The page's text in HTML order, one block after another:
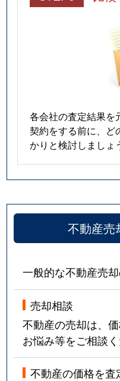
各会社の査定結果を
契約をする前に、ど
かりと検討しましょ
不動産売
一般的な不動産売
売却相談
不動産の売却は、
お悩み等をご相談く
不動産の価格を査